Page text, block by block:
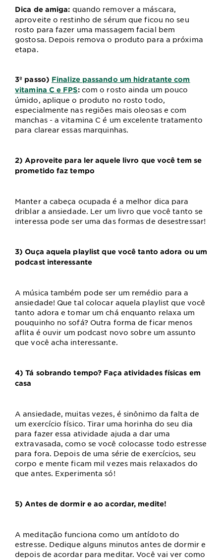
Dica de amiga: quando remover a máscara,
aproveite o restinho de sérum que ficou no seu
rosto para fazer uma massagem facial bem
gostosa. Depois remova o produto para a próxima
etapa.
3º passo) Finalize passando um hidratante com
vitamina C e FPS: com o rosto ainda um pouco
úmido, aplique o produto no rosto todo,
especialmente nas regiões mais oleosas e com
manchas - a vitamina C é um excelente tratamento
para clarear essas marquinhas.
2) Aproveite para ler aquele livro que você tem se
prometido faz tempo
Manter a cabeça ocupada é a melhor dica para
driblar a ansiedade. Ler um livro que você tanto se
interessa pode ser uma das formas de desestressar!
3) Ouça aquela playlist que você tanto adora ou um
podcast interessante
A música também pode ser um remédio para a
ansiedade! Que tal colocar aquela playlist que você
tanto adora e tomar um chá enquanto relaxa um
pouquinho no sofá? Outra forma de ficar menos
aflita é ouvir um podcast novo sobre um assunto
que você acha interessante.
4) Tá sobrando tempo? Faça atividades físicas em
casa
A ansiedade, muitas vezes, é sinônimo da falta de
um exercício físico. Tirar uma horinha do seu dia
para fazer essa atividade ajuda a dar uma
extravasada, como se você colocasse todo estresse
para fora. Depois de uma série de exercícios, seu
corpo e mente ficam mil vezes mais relaxados do
que antes. Experimenta só!
5) Antes de dormir e ao acordar, medite!
A meditação funciona como um antídoto do
estresse. Dedique alguns minutos antes de dormir e
depois de acordar para meditar. Você vai ver como